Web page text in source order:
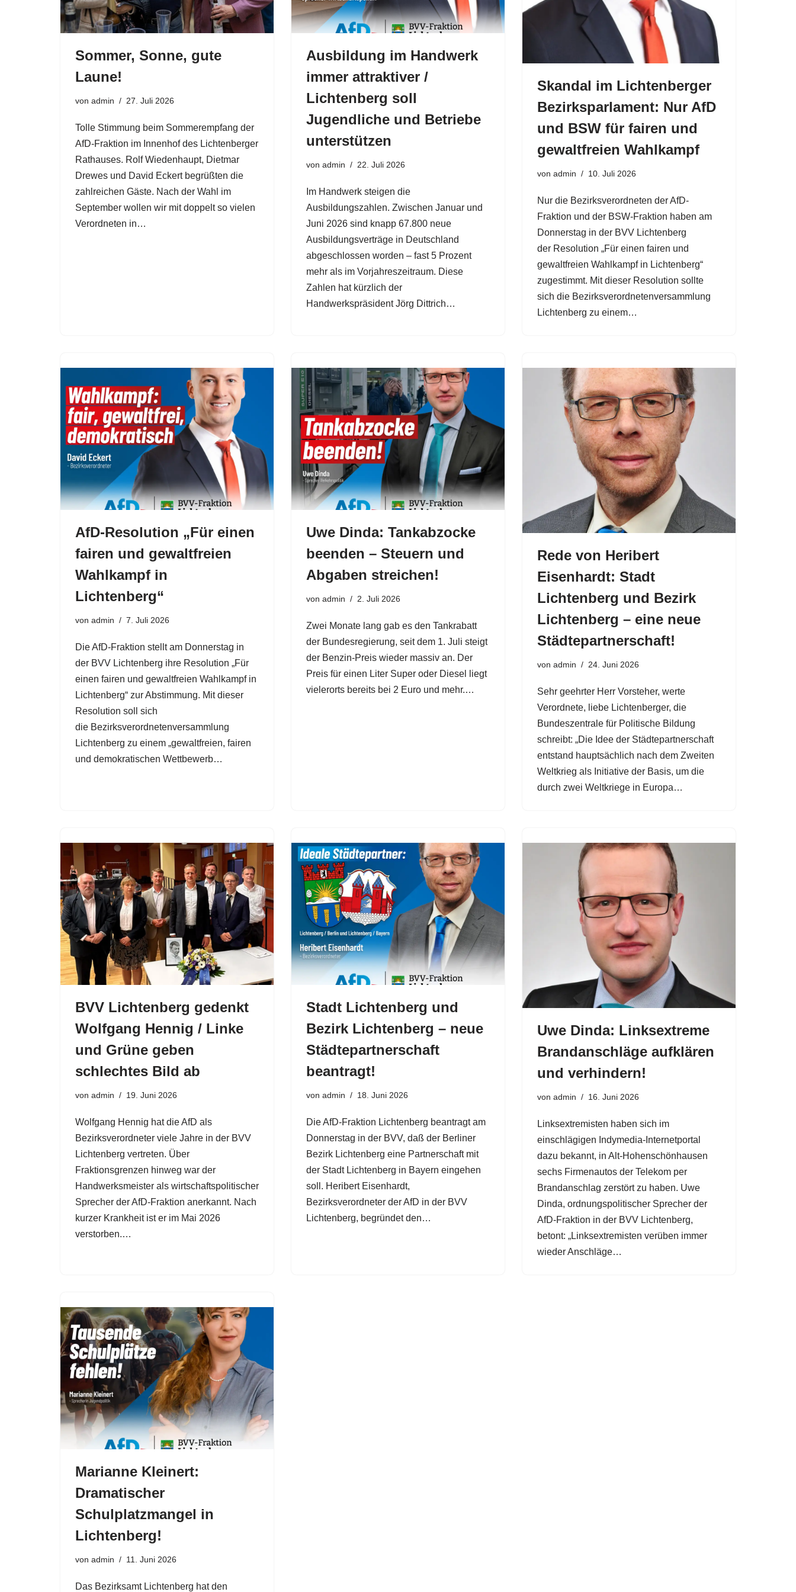
Sommer, Sonne, gute
Laune!
von admin 27. Juli 2026
Tolle Stimmung beim Sommerempfang der
AfD-Fraktion im Innenhof des Lichtenberger
Rathauses. Rolf Wiedenhaupt, Dietmar
Drewes und David Eckert begrüßten die
zahlreichen Gäste. Nach der Wahl im
September wollen wir mit doppelt so vielen
Verordneten in…
Ausbildung im Handwerk
immer attraktiver /
Lichtenberg soll
Jugendliche und Betriebe
unterstützen
von admin 22. Juli 2026
Im Handwerk steigen die
Ausbildungszahlen. Zwischen Januar und
Juni 2026 sind knapp 67.800 neue
Ausbildungsverträge in Deutschland
abgeschlossen worden – fast 5 Prozent
mehr als im Vorjahreszeitraum. Diese
Zahlen hat kürzlich der
Handwerkspräsident Jörg Dittrich…
Skandal im Lichtenberger
Bezirksparlament: Nur AfD
und BSW für fairen und
gewaltfreien Wahlkampf
von admin 10. Juli 2026
Nur die Bezirksverordneten der AfD-
Fraktion und der BSW-Fraktion haben am
Donnerstag in der BVV Lichtenberg
der Resolution „Für einen fairen und
gewaltfreien Wahlkampf in Lichtenberg“
zugestimmt. Mit dieser Resolution sollte
sich die Bezirksverordnetenversammlung
Lichtenberg zu einem…
AfD-Resolution „Für einen
fairen und gewaltfreien
Wahlkampf in
Lichtenberg“
von admin 7. Juli 2026
Die AfD-Fraktion stellt am Donnerstag in
der BVV Lichtenberg ihre Resolution „Für
einen fairen und gewaltfreien Wahlkampf in
Lichtenberg“ zur Abstimmung. Mit dieser
Resolution soll sich
die Bezirksverordnetenversammlung
Lichtenberg zu einem „gewaltfreien, fairen
und demokratischen Wettbewerb…
Uwe Dinda: Tankabzocke
beenden – Steuern und
Abgaben streichen!
von admin 2. Juli 2026
Zwei Monate lang gab es den Tankrabatt
der Bundesregierung, seit dem 1. Juli steigt
der Benzin-Preis wieder massiv an. Der
Preis für einen Liter Super oder Diesel liegt
vielerorts bereits bei 2 Euro und mehr.…
Rede von Heribert
Eisenhardt: Stadt
Lichtenberg und Bezirk
Lichtenberg – eine neue
Städtepartnerschaft!
von admin 24. Juni 2026
Sehr geehrter Herr Vorsteher, werte
Verordnete, liebe Lichtenberger, die
Bundeszentrale für Politische Bildung
schreibt: „Die Idee der Städtepartnerschaft
entstand hauptsächlich nach dem Zweiten
Weltkrieg als Initiative der Basis, um die
durch zwei Weltkriege in Europa…
BVV Lichtenberg gedenkt
Wolfgang Hennig / Linke
und Grüne geben
schlechtes Bild ab
von admin 19. Juni 2026
Wolfgang Hennig hat die AfD als
Bezirksverordneter viele Jahre in der BVV
Lichtenberg vertreten. Über
Fraktionsgrenzen hinweg war der
Handwerksmeister als wirtschaftspolitischer
Sprecher der AfD-Fraktion anerkannt. Nach
kurzer Krankheit ist er im Mai 2026
verstorben.…
Stadt Lichtenberg und
Bezirk Lichtenberg – neue
Städtepartnerschaft
beantragt!
von admin 18. Juni 2026
Die AfD-Fraktion Lichtenberg beantragt am
Donnerstag in der BVV, daß der Berliner
Bezirk Lichtenberg eine Partnerschaft mit
der Stadt Lichtenberg in Bayern eingehen
soll. Heribert Eisenhardt,
Bezirksverordneter der AfD in der BVV
Lichtenberg, begründet den…
Uwe Dinda: Linksextreme
Brandanschläge aufklären
und verhindern!
von admin 16. Juni 2026
Linksextremisten haben sich im
einschlägigen Indymedia-Internetportal
dazu bekannt, in Alt-Hohenschönhausen
sechs Firmenautos der Telekom per
Brandanschlag zerstört zu haben. Uwe
Dinda, ordnungspolitischer Sprecher der
AfD-Fraktion in der BVV Lichtenberg,
betont: „Linksextremisten verüben immer
wieder Anschläge…
Marianne Kleinert:
Dramatischer
Schulplatzmangel in
Lichtenberg!
von admin 11. Juni 2026
Das Bezirksamt Lichtenberg hat den